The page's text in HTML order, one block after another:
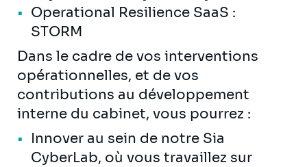
Operational Resilience SaaS :
STORM
Dans le cadre de vos interventions
opérationnelles, et de vos
contributions au développement
interne du cabinet, vous pourrez :
Innover au sein de notre Sia
CyberLab, où vous travaillez sur